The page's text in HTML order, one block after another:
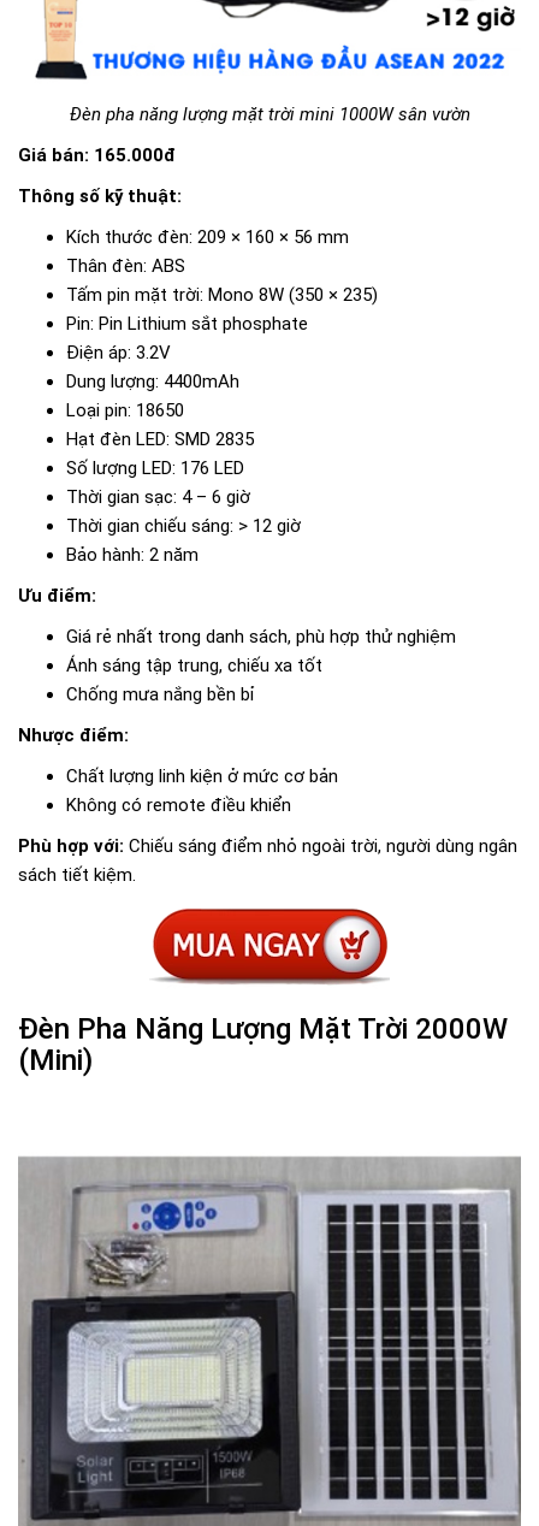
Đèn pha năng lượng mặt trời mini 1000W sân vườn
Giá bán: 165.000đ
Thông số kỹ thuật:
Kích thước đèn: 209 × 160 × 56 mm
Thân đèn: ABS
Tấm pin mặt trời: Mono 8W (350 × 235)
Pin: Pin Lithium sắt phosphate
Điện áp: 3.2V
Dung lượng: 4400mAh
Loại pin: 18650
Hạt đèn LED: SMD 2835
Số lượng LED: 176 LED
Thời gian sạc: 4 – 6 giờ
Thời gian chiếu sáng: > 12 giờ
Bảo hành: 2 năm
Ưu điểm:
Giá rẻ nhất trong danh sách, phù hợp thử nghiệm
Ánh sáng tập trung, chiếu xa tốt
Chống mưa nắng bền bỉ
Nhược điểm:
Chất lượng linh kiện ở mức cơ bản
Không có remote điều khiển
Phù hợp với: Chiếu sáng điểm nhỏ ngoài trời, người dùng ngân
sách tiết kiệm.
Đèn Pha Năng Lượng Mặt Trời 2000W
(Mini)